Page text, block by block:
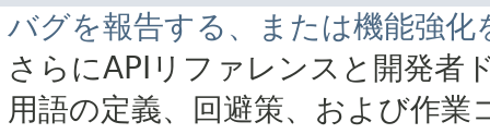
バグを報告する、または機能強化
さらにAPIリファレンスと開発者
用語の定義、回避策、および作